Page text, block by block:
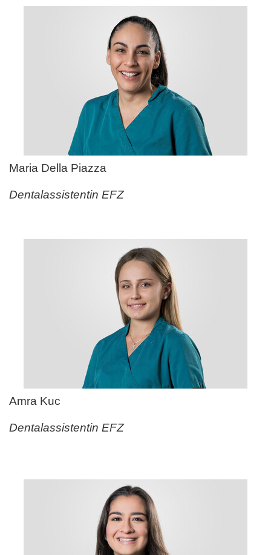
Maria Della Piazza
Dentalassistentin EFZ
Amra Kuc
Dentalassistentin EFZ